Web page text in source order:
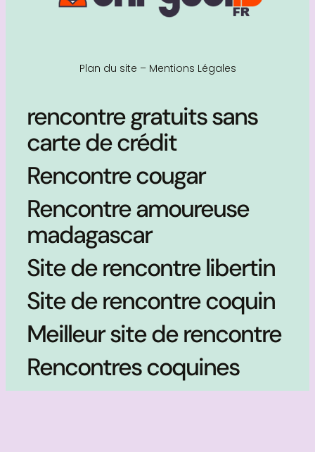
Plan du site – Mentions Légales
rencontre gratuits sans
carte de crédit
Rencontre cougar
Rencontre amoureuse
madagascar
Site de rencontre libertin
Site de rencontre coquin
Meilleur site de rencontre
Rencontres coquines